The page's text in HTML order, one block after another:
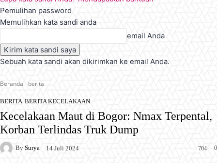
Pemulihan password
Memulihkan kata sandi anda
email Anda
Sebuah kata sandi akan dikirimkan ke email Anda.
Beranda berita
BERITA BERITA KECELAKAAN
Kecelakaan Maut di Bogor: Nmax Terpental,
Korban Terlindas Truk Dump
By Surya 14 Juli 2024 0
704